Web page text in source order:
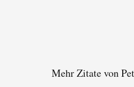
Mehr Zitate von